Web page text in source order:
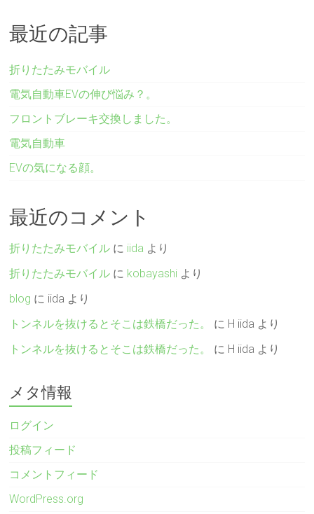
最近の記事
折りたたみモバイル
電気自動車EVの伸び悩み？。
フロントブレーキ交換しました。
電気自動車
EVの気になる顔。
最近のコメント
折りたたみモバイル に iida より
折りたたみモバイル に kobayashi より
blog に iida より
トンネルを抜けるとそこは鉄橋だった。
に H iida より
トンネルを抜けるとそこは鉄橋だった。
に H iida より
メタ情報
ログイン
投稿フィード
コメントフィード
WordPress.org